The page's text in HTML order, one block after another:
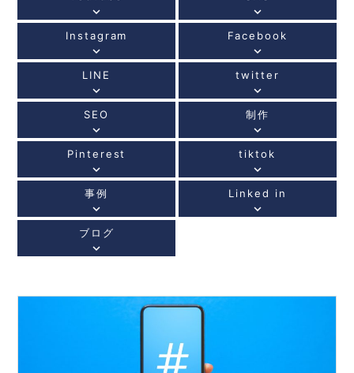
keyboard_arrow_down keyboard_arrow_down
Instagram
keyboard_arrow_down
Facebook
keyboard_arrow_down
LINE
keyboard_arrow_down
twitter
keyboard_arrow_down
SEO
keyboard_arrow_down
制作
keyboard_arrow_down
Pinterest
keyboard_arrow_down
tiktok
keyboard_arrow_down
事例
keyboard_arrow_down
Linked in
keyboard_arrow_down
ブログ
keyboard_arrow_down